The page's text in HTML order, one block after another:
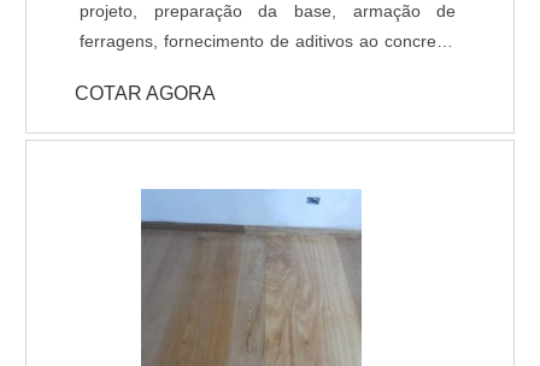
projeto, preparação da base, armação de
ferragens, fornecimento de aditivos ao concreto,
acabamento (polido, float, vassourado,
desempenado, etc.) e corte das juntas. Todo
Concreto tem acompanhamento de engenheiro
civil responsável, que administra as etapas de
execução do piso de acordo com projeto
fornecido pelo cliente. A pavimentação de
Concreto pode ser armada em aço ou com telas
de fiber glass, entre outros aditivos para melhor
COTAR AGORA